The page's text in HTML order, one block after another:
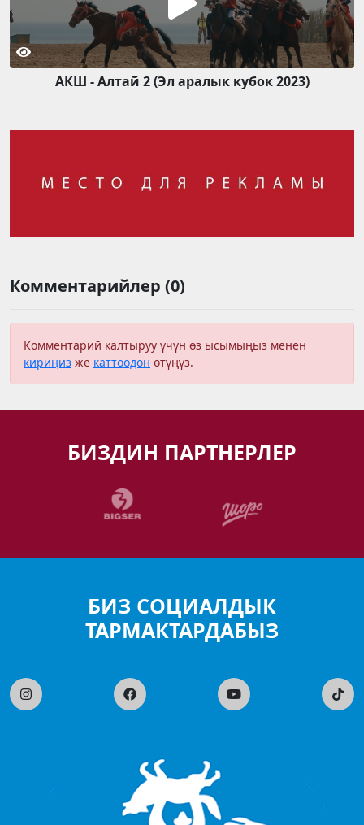
АКШ - Алтай 2 (Эл аралык кубок 2023)
Комментарийлер (0)
Комментарий калтыруу үчүн өз ысымыңыз менен
кириңиз же каттоодон өтүңүз.
БИЗДИН ПАРТНЕРЛЕР
БИЗ СОЦИАЛДЫК
ТАРМАКТАРДАБЫЗ